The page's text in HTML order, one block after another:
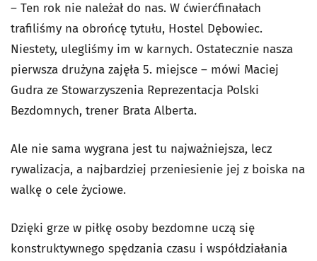
– Ten rok nie należał do nas. W ćwierćfinałach
trafiliśmy na obrońcę tytułu, Hostel Dębowiec.
Niestety, ulegliśmy im w karnych. Ostatecznie nasza
pierwsza drużyna zajęła 5. miejsce – mówi Maciej
Gudra ze Stowarzyszenia Reprezentacja Polski
Bezdomnych, trener Brata Alberta.
Ale nie sama wygrana jest tu najważniejsza, lecz
rywalizacja, a najbardziej przeniesienie jej z boiska na
walkę o cele życiowe.
Dzięki grze w piłkę osoby bezdomne uczą się
konstruktywnego spędzania czasu i współdziałania